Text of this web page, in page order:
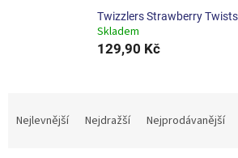
Twizzlers Strawberry
Skladem
129,90 Kč
Nejlevnější Nejdražší Nejprodávanější